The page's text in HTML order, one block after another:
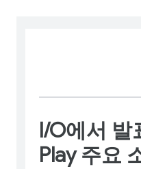
I/O에서
Play 주요